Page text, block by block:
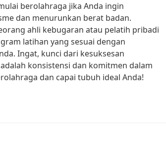
berolahraga jika Anda ingin
dan menurunkan berat badan.
ahli kebugaran atau pelatih pribadi
latihan yang sesuai dengan
Ingat, kunci dari kesuksesan
konsistensi dan komitmen dalam
dan capai tubuh ideal Anda!